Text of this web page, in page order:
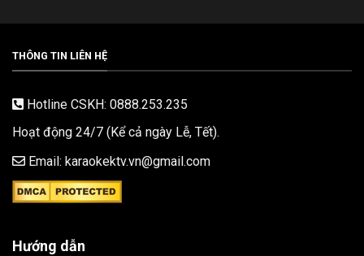
THÔNG TIN LIÊN HỆ
Hotline CSKH: 0888.253.235
Hoạt động 24/7 (Kể cả ngày Lễ, Tết).
Email: karaokektv.vn@gmail.com
Hướng dẫn